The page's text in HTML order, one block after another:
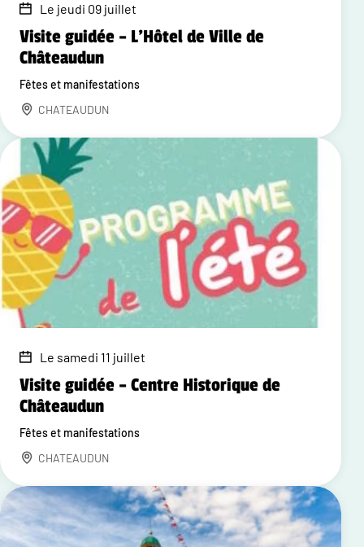
Le jeudi 09 juillet
Visite guidée – L'Hôtel de Ville de
Châteaudun
Fêtes et manifestations
CHATEAUDUN
Le samedi 11 juillet
Visite guidée – Centre Historique de
Châteaudun
Fêtes et manifestations
CHATEAUDUN